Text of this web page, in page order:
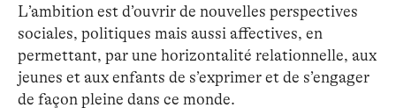
L’ambition est d’ouvrir de nouvelles perspectives
sociales, politiques mais aussi affectives, en
permettant, par une horizontalité relationnelle, aux
jeunes et aux enfants de s’exprimer et de s’engager
de façon pleine dans ce monde.